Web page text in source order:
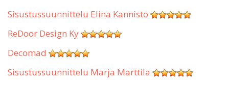
Sisustussuunnittelu Elina Kannisto
ReDoor Design Ky
Decomad
Sisustussuunnittelu Marja Marttila